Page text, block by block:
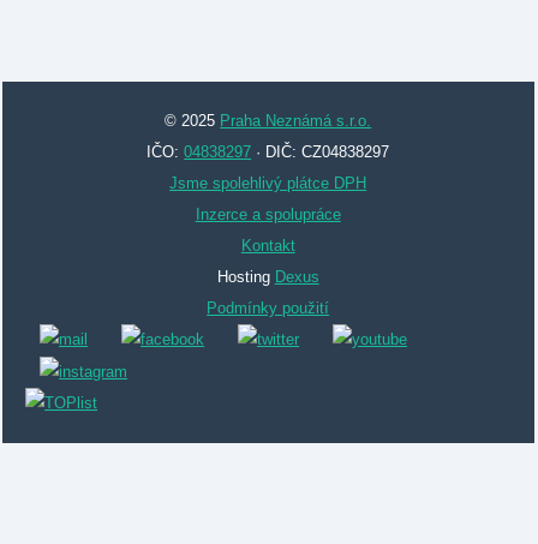
© 2025 Praha Neznámá s.r.o.
IČO:04838297 · DIČ: CZ04838297
Jsme spolehlivý plátce DPH
Inzerce a spolupráce
Kontakt
Hosting Dexus
Podmínky použití